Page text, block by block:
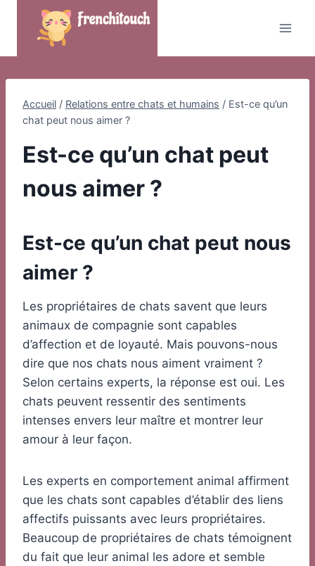
Accueil / Relations entre chats et humains / Est-ce qu’un
chat peut nous aimer ?
Est-ce qu’un chat peut
nous aimer ?
Est-ce qu’un chat peut nous
aimer ?
Les propriétaires de chats savent que leurs
animaux de compagnie sont capables
d’affection et de loyauté. Mais pouvons-nous
dire que nos chats nous aiment vraiment ?
Selon certains experts, la réponse est oui. Les
chats peuvent ressentir des sentiments
intenses envers leur maître et montrer leur
amour à leur façon.
Les experts en comportement animal affirment
que les chats sont capables d’établir des liens
affectifs puissants avec leurs propriétaires.
Beaucoup de propriétaires de chats témoignent
du fait que leur animal les adore et semble